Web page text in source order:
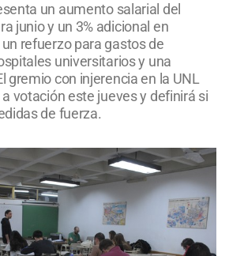
un aumento salarial del
junio y un 3% adicional en
refuerzo para gastos de
universitarios y una
gremio con injerencia en la UNL
votación este jueves y definirá si
de fuerza.